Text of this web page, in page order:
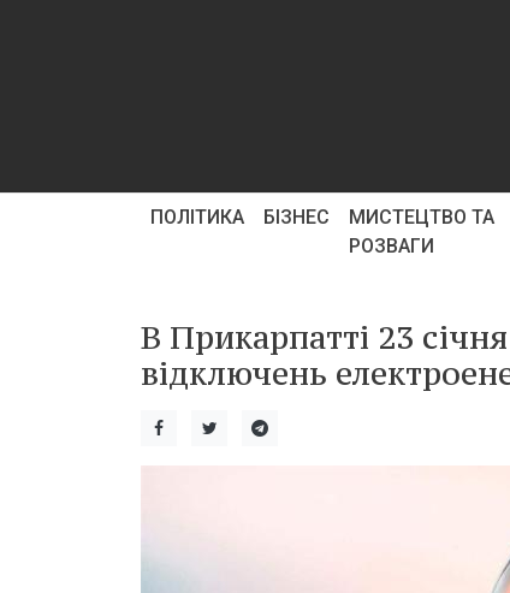
ПОЛІТИКА БІЗНЕС
МИСТЕЦТВО ТА
РОЗВАГИ
В Прикарпатті 23
відключень